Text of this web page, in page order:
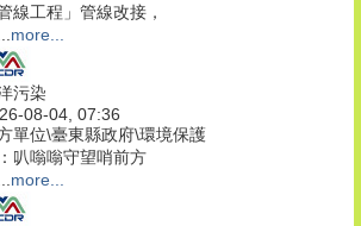
線工程」管線改接，
more...
污染
08-04, 07:36
單位\臺東縣政府\環境保護
叭嗡嗡守望哨前方
more...